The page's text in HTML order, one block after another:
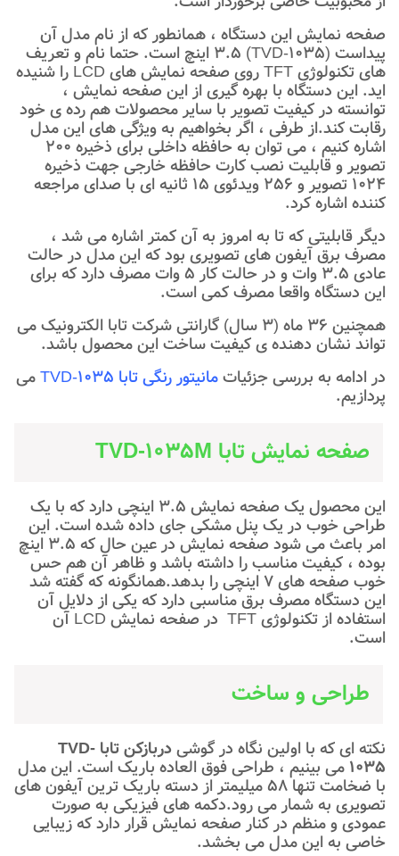
صفحه نمایش این دستگاه ، همانطور که از نام مدل آن
پیداست (TVD-1035) 3.5 اینچ است. حتما نام و تعریف
های تکنولوژی TFT روی صفحه نمایش های LCD را شنیده
اید. این دستگاه با بهره گیری از این صفحه نمایش ،
توانسته در کیفیت تصویر با سایر محصولات هم رده ی خود
رقابت کند.از طرفی ، اگر بخواهیم به ویژگی های این مدل
اشاره کنیم ، می توان به حافظه داخلی برای ذخیره 200
تصویر و قابلیت نصب کارت حافظه خارجی جهت ذخیره
1024 تصویر و 256 ویدئوی 15 ثانیه ای با صدای مراجعه
کننده اشاره کرد.
دیگر قابلیتی که تا به امروز به آن کمتر اشاره می شد ،
مصرف برق آیفون های تصویری بود که این مدل در حالت
عادی 3.5 وات و در حالت کار 5 وات مصرف دارد که برای
این دستگاه واقعا مصرف کمی است.
همچنین 36 ماه (3 سال) گارانتی شرکت تابا الکترونیک می
تواند نشان دهنده ی کیفیت ساخت این محصول باشد.
در ادامه به بررسی جزئیاتمانیتور رنگی تابا TVD-1035 می
پردازیم.
صفحه نمایش تابا TVD-1035M
این محصول یک صفحه نمایش 3.5 اینچی دارد که با یک
طراحی خوب در یک پنل مشکی جای داده شده است. این
امر باعث می شود صفحه نمایش در عین حال که 3.5 اینچ
بوده ، کیفیت مناسب را داشته باشد و ظاهر آن هم حس
خوب صفحه های 7 اینچی را بدهد.همانگونه که گفته شد
این دستگاه مصرف برق مناسبی دارد که یکی از دلایل آن
استفاده از تکنولوژی TFT در صفحه نمایش LCD آن
است.
طراحی و ساخت
نکته ای که با اولین نگاه در گوشیدربازکن تابا TVD-
1035 می بینیم ، طراحی فوق العاده باریک است. این مدل
با ضخامت تنها 58 میلیمتر از دسته باریک ترین آیفون های
تصویری به شمار می رود.دکمه های فیزیکی به صورت
عمودی و منظم در کنار صفحه نمایش قرار دارد که زیبایی
خاصی به این مدل می بخشد.